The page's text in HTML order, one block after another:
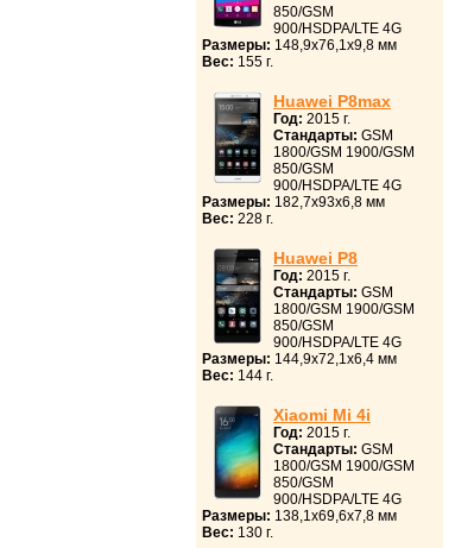
850/GSM
900/HSDPA/LTE 4G
Размеры: 148,9x76,1x9,8 мм
Вес: 155 г.
Huawei P8max
Год: 2015 г.
Стандарты: GSM
1800/GSM 1900/GSM
850/GSM
900/HSDPA/LTE 4G
Размеры: 182,7x93x6,8 мм
Вес: 228 г.
Huawei P8
Год: 2015 г.
Стандарты: GSM
1800/GSM 1900/GSM
850/GSM
900/HSDPA/LTE 4G
Размеры: 144,9x72,1x6,4 мм
Вес: 144 г.
Xiaomi Mi 4i
Год: 2015 г.
Стандарты: GSM
1800/GSM 1900/GSM
850/GSM
900/HSDPA/LTE 4G
Размеры: 138,1x69,6x7,8 мм
Вес: 130 г.